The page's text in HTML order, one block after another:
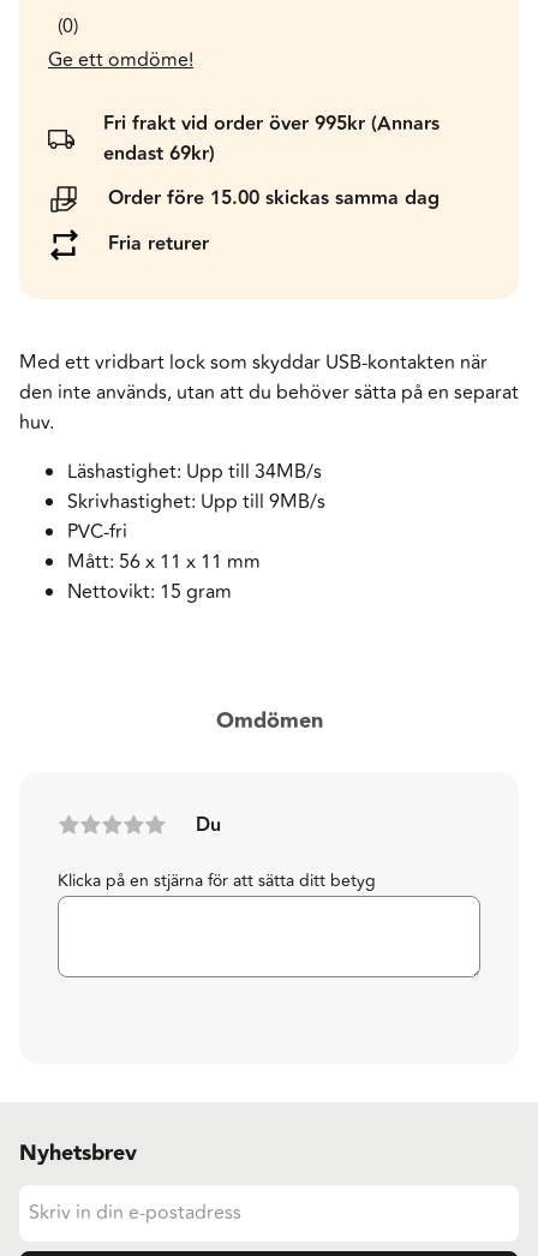
0
Ge ett omdöme!
Fri frakt vid order över 995kr (Annars
endast 69kr)
Order före 15.00 skickas samma dag
Fria returer
Med ett vridbart lock som skyddar USB-kontakten när
den inte används, utan att du behöver sätta på en separat
huv.
Läshastighet: Upp till 34MB/s
Skrivhastighet: Upp till 9MB/s
PVC-fri
Mått: 56 x 11 x 11 mm
Nettovikt: 15 gram
Omdömen
Du
Klicka på en stjärna för att sätta ditt betyg
Nyhetsbrev